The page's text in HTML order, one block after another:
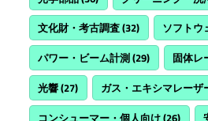
文化財・考古調査(32) ソフトウ
パワー・ビーム計測(29) 固体レ
光響(27) ガス・エキシマレーザ
コンシューマー・個人向け(26)